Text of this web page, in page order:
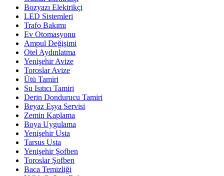
Bozyazı Elektrikçi
LED Sistemleri
Trafo Bakımı
Ev Otomasyonu
Ampul Değişimi
Otel Aydınlatma
Yenişehir Avize
Toroslar Avize
Ütü Tamiri
Su Isıtıcı Tamiri
Derin Dondurucu Tamiri
Beyaz Eşya Servisi
Zemin Kaplama
Boya Uygulama
Yenişehir Usta
Tarsus Usta
Yenişehir Şofben
Toroslar Şofben
Baca Temizliği